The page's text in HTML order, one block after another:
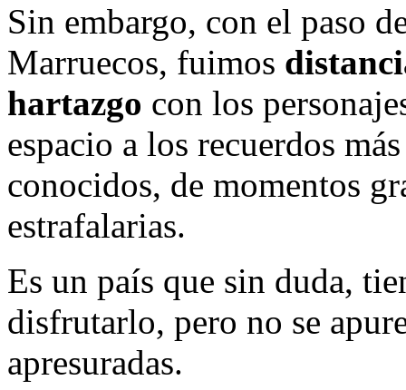
Sin embargo, con el paso
Marruecos, fuimos
hartazgo con los
espacio a los recuerdos
conocidos, de momentos
estrafalarias.
Es un país que sin duda,
disfrutarlo, pero no se
apresuradas.